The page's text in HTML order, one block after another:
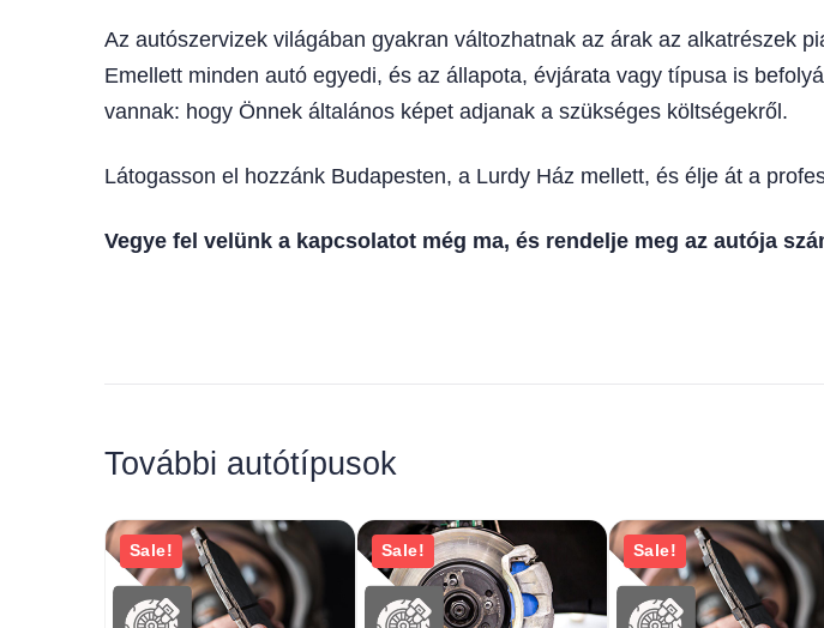
Az autószervizek világában gyakran változhatnak az árak az alkatrészek
Emellett minden autó egyedi, és az állapota, évjárata vagy típusa is
vannak: hogy Önnek általános képet adjanak a szükséges költségekről.
Látogasson el hozzánk Budapesten, a Lurdy Ház mellett, és élje át a
Vegye fel velünk a kapcsolatot még ma, és rendelje meg az autója
További autótípusok
Sale! Sale! Sale!